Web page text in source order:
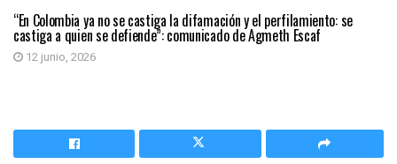
“En Colombia ya no se castiga la difamación y el perfilamiento: se
castiga a quien se defiende”: comunicado de Agmeth Escaf
12 junio, 2026